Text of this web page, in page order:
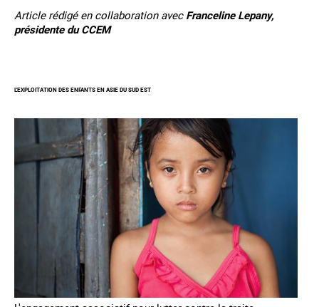
Article rédigé en collaboration avecFranceline Lepany,
présidente du CCEM
L'EXPLOITATION DES ENFANTS EN ASIE DU SUD EST